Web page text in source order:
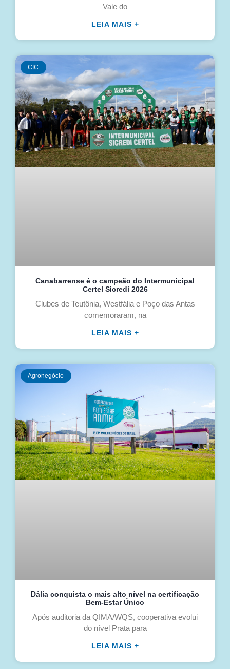
Vale do
LEIA MAIS +
CIC
Canabarrense é o campeão do Intermunicipal
Certel Sicredi 2026
Clubes de Teutônia, Westfália e Poço das Antas
comemoraram, na
LEIA MAIS +
Agronegócio
Dália conquista o mais alto nível na certificação
Bem-Estar Único
Após auditoria da QIMA/WQS, cooperativa evolui
do nível Prata para
LEIA MAIS +